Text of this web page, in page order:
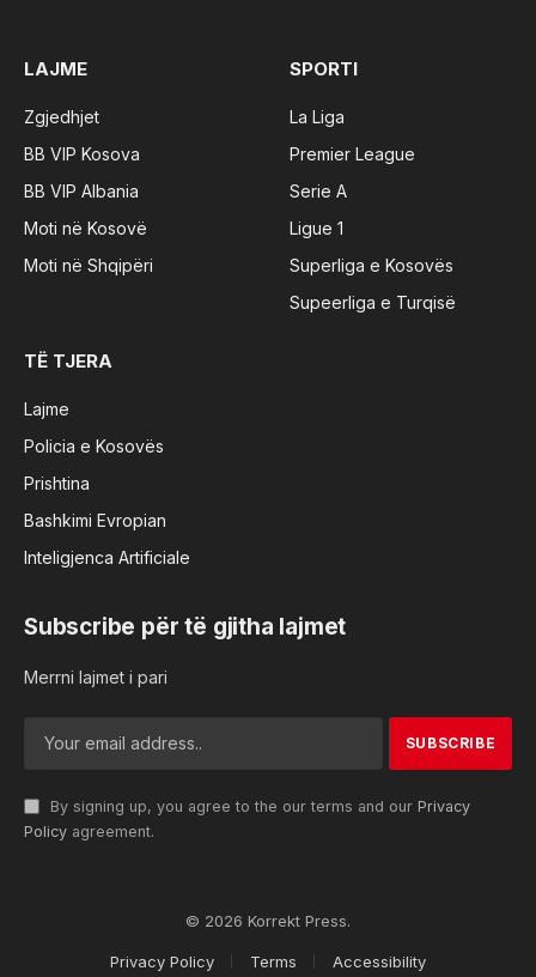
LAJME
Zgjedhjet
BB VIP Kosova
BB VIP Albania
Moti në Kosovë
Moti në Shqipëri
SPORTI
La Liga
Premier League
Serie A
Ligue 1
Superliga e Kosovës
Supeerliga e Turqisë
TË TJERA
Lajme
Policia e Kosovës
Prishtina
Bashkimi Evropian
Inteligjenca Artificiale
Subscribe për të gjitha lajmet
Merrni lajmet i pari
By signing up, you agree to the our terms and our Privacy
Policy agreement.
© 2026 Korrekt Press.
Privacy Policy Terms Accessibility